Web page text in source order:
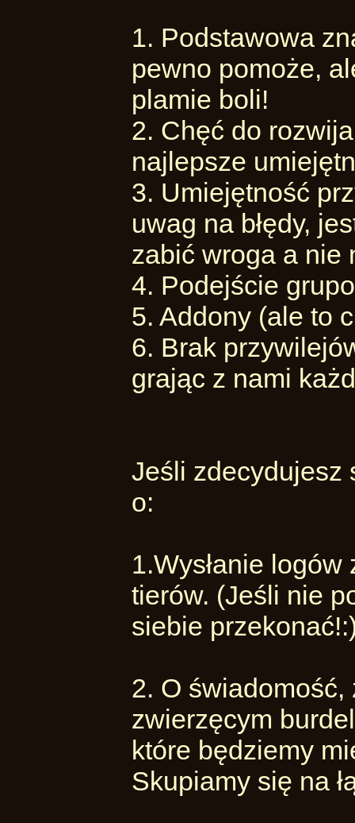
1. Podstawowa
pewno pomoże,
plamie boli!
2. Chęć do
najlepsze
3. Umiejętność
uwag na błędy,
zabić wroga a nie
4. Podejście
5. Addony (ale to
6. Brak
grając z nami
Jeśli zdecydujesz
o:
1.Wysłanie
tierów. (Jeśli nie
siebie
2. O
zwierzęcym
które będziemy
Skupiamy się na